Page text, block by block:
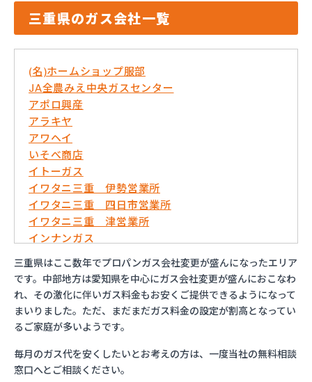
三重県のガス会社一覧
(名)ホームショップ服部
JA全農みえ中央ガスセンター
アポロ興産
アラキヤ
アワヘイ
いそべ商店
イトーガス
イワタニ三重 伊勢営業所
イワタニ三重 四日市営業所
イワタニ三重 津営業所
インナンガス
エコネット伊勢センター
オオニシエネルギー
オクノ
ガステックサービス四日市営業所
カニエJAPAN三重支店
カワセガス
ぎふやプロパン
三重県はここ数年でプロパンガス会社変更が盛んになったエリア
です。中部地方は愛知県を中心にガス会社変更が盛んにおこなわ
れ、その激化に伴いガス料金もお安くご提供できるようになって
まいりました。ただ、まだまだガス料金の設定が割高となってい
るご家庭が多いようです。
毎月のガス代を安くしたいとお考えの方は、一度当社の無料相談
窓口へとご相談ください。